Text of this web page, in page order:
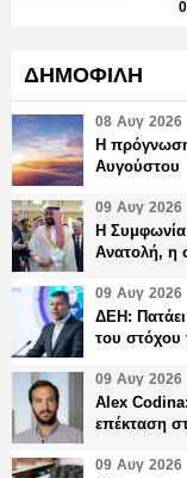
ΔΗΜΟΦΙΛΗ
08 Αυγ 2026
Η
Αυγούστου
09 Αυγ 2026
Η Συμφωνία
Ανατολή, η
09 Αυγ 2026
ΔΕΗ: Πατάει
του στόχου
09 Αυγ 2026
Alex
επέκταση
09 Αυγ 2026